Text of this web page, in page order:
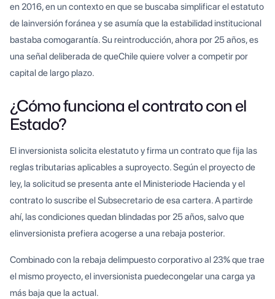
en 2016, en un contexto en que se buscaba simplificar el estatuto
de lainversión foránea y se asumía que la estabilidad institucional
bastaba comogarantía. Su reintroducción, ahora por 25 años, es
una señal deliberada de queChile quiere volver a competir por
capital de largo plazo.
¿Cómo funciona el contrato con el
Estado?
El inversionista solicita elestatuto y firma un contrato que fija las
reglas tributarias aplicables a suproyecto. Según el proyecto de
ley, la solicitud se presenta ante el Ministeriode Hacienda y el
contrato lo suscribe el Subsecretario de esa cartera. A partirde
ahí, las condiciones quedan blindadas por 25 años, salvo que
elinversionista prefiera acogerse a una rebaja posterior.
Combinado con la rebaja delimpuesto corporativo al 23% que trae
el mismo proyecto, el inversionista puedecongelar una carga ya
más baja que la actual.